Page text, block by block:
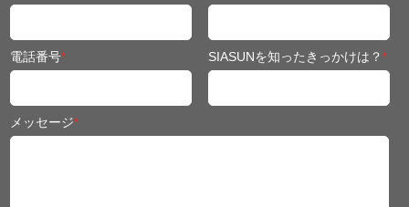
電話番号* SIASUNを知ったきっかけは？*
メッセージ*